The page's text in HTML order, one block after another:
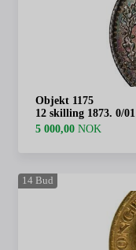
Objekt 1175
12 skilling 1873. 0/01
5 000,00 NOK
14 Bud